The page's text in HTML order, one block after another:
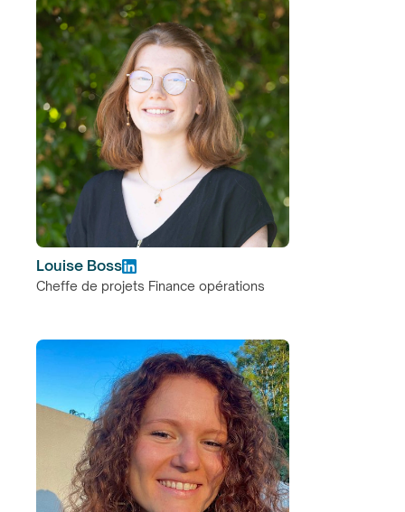
Louise Boss
Cheffe de projets Finance opérations